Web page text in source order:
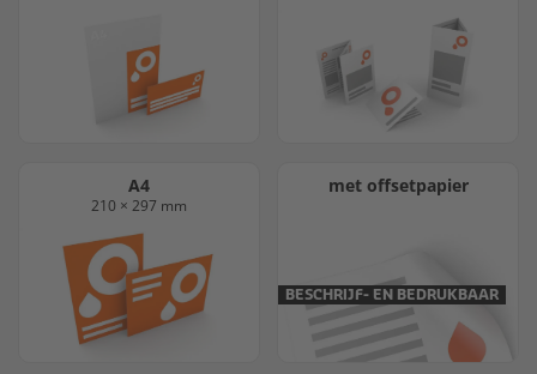
A4
210 × 297 mm
met offsetpapier
BESCHRIJF- EN BEDRUKBAAR